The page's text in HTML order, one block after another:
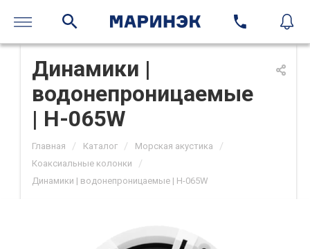
Динамики |
водонепроницаемые
| H-065W
Главная / Каталог / Морская акустика /
Коаксиальные колонки /
Динамики | водонепроницаемые | H-065W